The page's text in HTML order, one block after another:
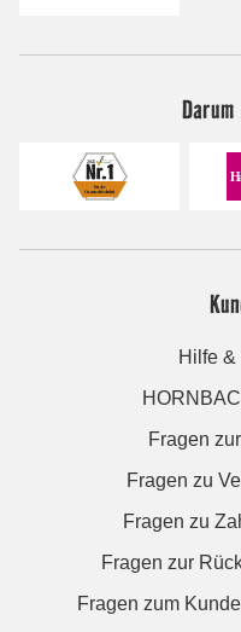
Darum
Hilfe &
Fragen
Fragen zu
Fragen zu
Fragen zur
Fragen zum